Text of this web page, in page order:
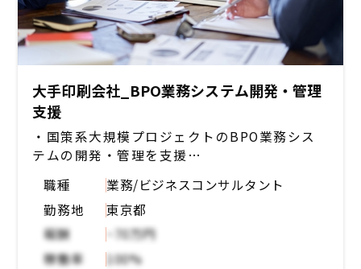
大手印刷会社_BPO業務システム開発・管理
支援
・国策系大規模プロジェクトのBPO業務シス
テムの開発・管理を支援
・アジャイルで開発中のシステムに関して、テ
スト計画書の作成や実行、テスト結果の改善案
の協議・提案、バグや不具合の検出やドキュメ
ント化、プロジェクトの進捗管理、スケジュー
ル調整の業務
職種
業務/ビジネスコンサルタント
勤務地
東京都
報酬
~70万円
稼働率
100%